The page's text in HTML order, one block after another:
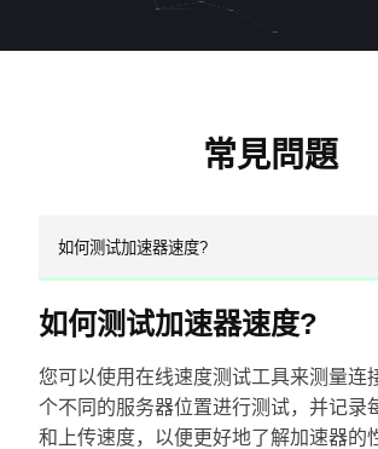
常見問題
如何测试加速器速度?
如何测试加速器速度?
您可以使用在线速度测试工具来测量连
个不同的服务器位置进行测试，并记录
和上传速度，以便更好地了解加速器的